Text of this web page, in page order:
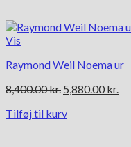
Vis
Raymond Weil Noema ur
8,400.00kr. Den
pris
5,880.00 kr.
Tilføj til kurv